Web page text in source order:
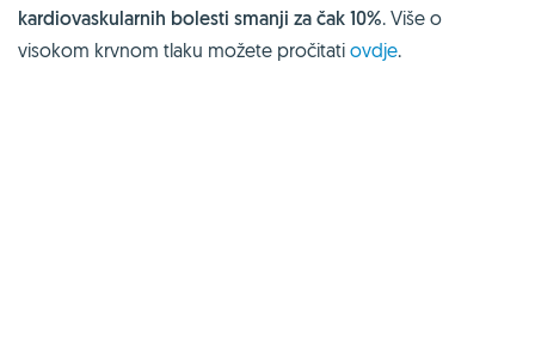
kardiovaskularnih bolesti smanji za čak 10%. Više o
visokom krvnom tlaku možete pročitati ovdje.